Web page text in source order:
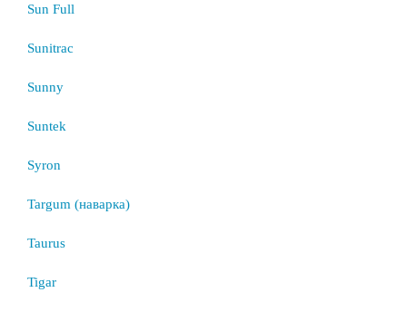
Sun Full
Sunitrac
Sunny
Suntek
Syron
Targum (наварка)
Taurus
Tigar